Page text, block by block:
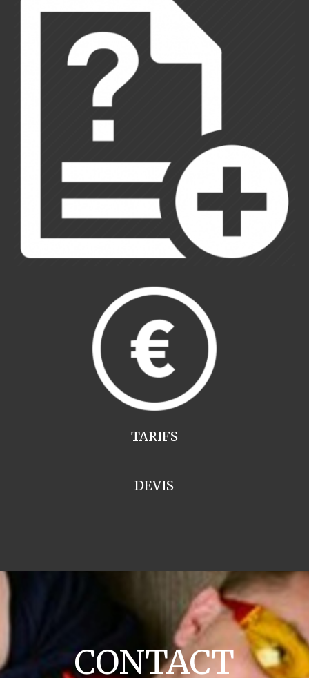
TARIFS
DEVIS
CONTACT